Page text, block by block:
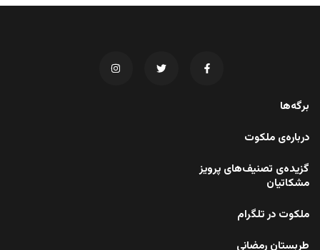
برگه‌ها
درباره‌ی ملکوت
گزیده‌ی تصنیف‌های پرویز
مشکاتیان
ملکوت در تلگرام
طربستان رمضانی